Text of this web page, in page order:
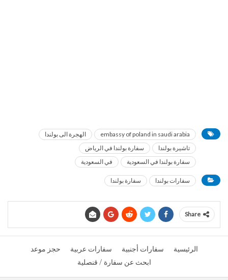
embassy of poland in saudi arabia
الهجرة الى بولندا
تاشيرة بولندا
سفارة بولندا في الرياض
سفارة بولندا في السعودية
في السعودية
سفارات بولندا سفارة بولندا
Share
الرئيسية سفارات أجنبية سفارات عربية
حجز موعد
ابحث عن سفارة / قنصلية